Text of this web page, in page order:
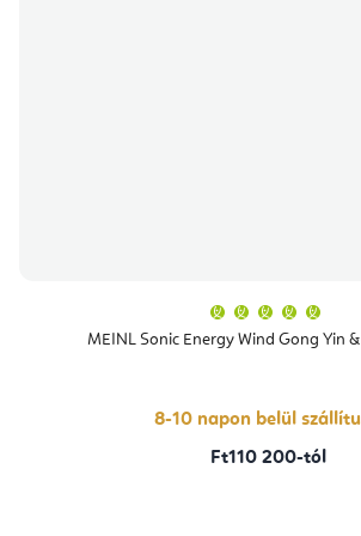
MEINL Sonic Energy Wind Gong Yin
8-10 napon belül
Ft110 200-tól